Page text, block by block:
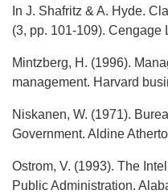
In J. Shafritz & A. Hyde.
(3, pp. 101-109). Cengage
Mintzberg, H. (1996).
management. Harvard
Niskanen, W. (1971).
Government. Aldine
Ostrom, V. (1993). The
Public Administration.